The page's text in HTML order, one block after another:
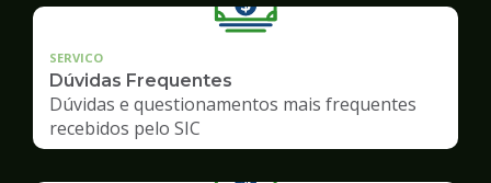
SERVICO
Dúvidas Frequentes
Dúvidas e questionamentos mais frequentes
recebidos pelo SIC